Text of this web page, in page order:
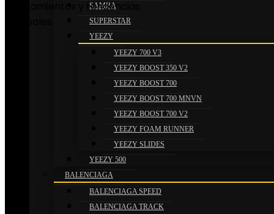
SAMBA
SUPERSTAR
YEEZY
YEEZY 700 V3
YEEZY BOOST 350 V2
YEEZY BOOST 700
YEEZY BOOST 700 MNVN
YEEZY BOOST 700 V2
YEEZY FOAM RUNNER
YEEZY SLIDES
YEEZY 500
BALENCIAGA
BALENCIAGA SPEED
BALENCIAGA TRACK
lanzamientos y tendencias